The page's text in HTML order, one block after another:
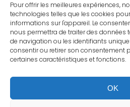
Pour offrir les meilleures expériences,
technologies telles que les cookies
informations sur l'appareil. Le
nous permettra de traiter des données
de navigation ou les identifiants
consentir ou retirer son consentement
certaines caractéristiques et fonctions.
OK